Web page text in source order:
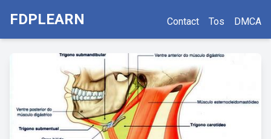
FDPLEARN Contact Tos DMCA